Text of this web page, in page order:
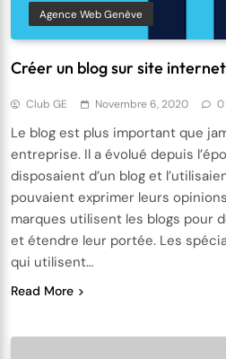
Agence Web Genève
Créer un blog sur site internet
Club GE Novembre 6, 2020 0
Le blog est plus important que
entreprise. Il a évolué depuis
disposaient d’un blog et
pouvaient exprimer leurs
marques utilisent les blogs pour
et étendre leur portée. Les
qui utilisent…
Read More